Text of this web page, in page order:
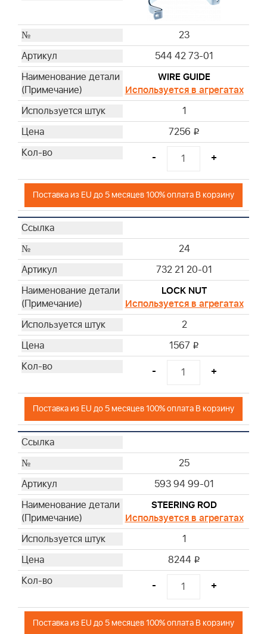
23
544 42 73-01
WIRE GUIDE
Используется в агрегатах
1
7256 i
- +
Поставка из EU до 5 месяцев 100% оплата В корзину
24
732 21 20-01
LOCK NUT
Используется в агрегатах
2
1567 i
- +
Поставка из EU до 5 месяцев 100% оплата В корзину
25
593 94 99-01
STEERING ROD
Используется в агрегатах
1
8244 i
- +
Поставка из EU до 5 месяцев 100% оплата В корзину